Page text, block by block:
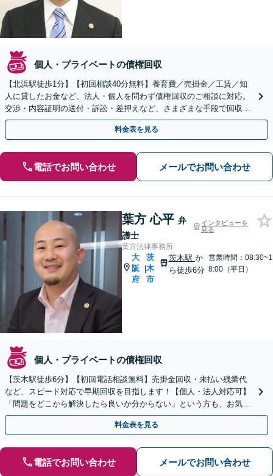
個人・プライベートの債権回収
【北浜駅徒歩1分】【初回相談40分無料】養育費／売掛金／工賃／知
人に貸したお金など、法人・個人を問わず債権回収のご相談に対応。
交渉・内容証明の送付・訴訟・差押えなど、さまざまな手段で回収に
努めます【弁護士費用もご相談ください】土日祝の相談可
料金表を見る
電話でお問い合わせ メールでお問い合わせ
葉方 心平 弁
護士
インタビューを
見る
葉方法律事務所
大
阪
府
|
茨
木
市
茨木駅 か
ら徒歩6分
営業時間：08:30~1
8:00（平日）
個人・プライベートの債権回収
【茨木駅徒歩6分】【初回電話相談無料】売掛金回収・未払い残業代
など、スピード対応で早期回収を目指します！【個人・法人対応可】
「問題をどこから解決したら良いか分からない」という方も、お気軽
にご相談ください【土日・夜間対応可】
料金表を見る
電話でお問い合わせ メールでお問い合わせ